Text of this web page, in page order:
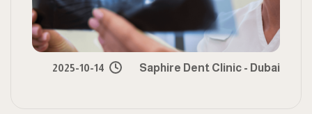
Saphire Dent Clinic - Dubai
2025-10-14